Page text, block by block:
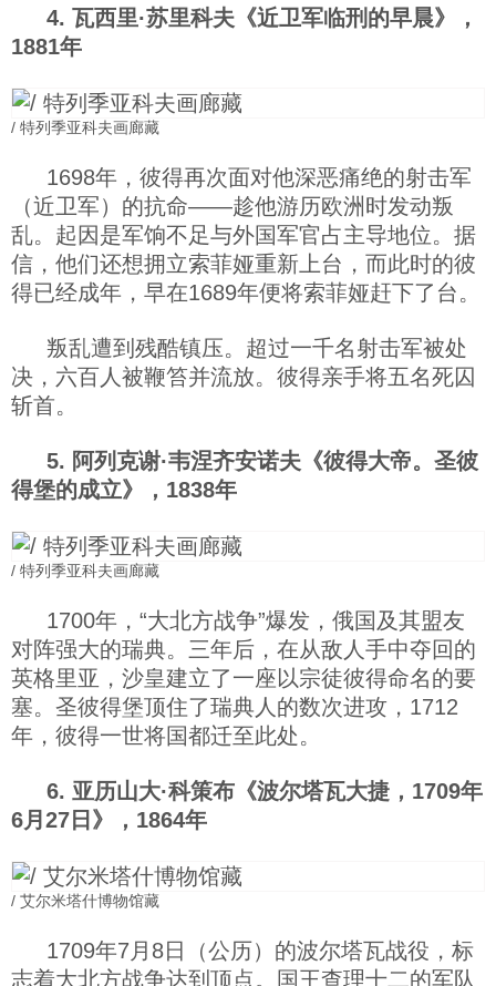
4. 瓦西里·苏里科夫《近卫军临刑的早晨》，
1881年
/ 特列季亚科夫画廊藏
1698年，彼得再次面对他深恶痛绝的射击军
（近卫军）的抗命——趁他游历欧洲时发动叛
乱。起因是军饷不足与外国军官占主导地位。据
信，他们还想拥立索菲娅重新上台，而此时的彼
得已经成年，早在1689年便将索菲娅赶下了台。
叛乱遭到残酷镇压。超过一千名射击军被处
决，六百人被鞭笞并流放。彼得亲手将五名死囚
斩首。
5. 阿列克谢·韦涅齐安诺夫《彼得大帝。圣彼
得堡的成立》，1838年
/ 特列季亚科夫画廊藏
1700年，“大北方战争”爆发，俄国及其盟友
对阵强大的瑞典。三年后，在从敌人手中夺回的
英格里亚，沙皇建立了一座以宗徒彼得命名的要
塞。圣彼得堡顶住了瑞典人的数次进攻，1712
年，彼得一世将国都迁至此处。
6. 亚历山大·科策布《波尔塔瓦大捷，1709年
6月27日》，1864年
/ 艾尔米塔什博物馆藏
1709年7月8日（公历）的波尔塔瓦战役，标
志着大北方战争达到顶点。国王查理十二的军队